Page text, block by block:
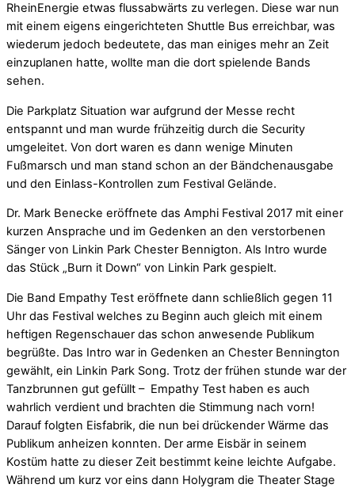
RheinEnergie etwas flussabwärts zu verlegen. Diese war nun
mit einem eigens eingerichteten Shuttle Bus erreichbar, was
wiederum jedoch bedeutete, das man einiges mehr an Zeit
einzuplanen hatte, wollte man die dort spielende Bands
sehen.
Die Parkplatz Situation war aufgrund der Messe recht
entspannt und man wurde frühzeitig durch die Security
umgeleitet. Von dort waren es dann wenige Minuten
Fußmarsch und man stand schon an der Bändchenausgabe
und den Einlass-Kontrollen zum Festival Gelände.
Dr. Mark Benecke eröffnete das Amphi Festival 2017 mit einer
kurzen Ansprache und im Gedenken an den verstorbenen
Sänger von Linkin Park Chester Bennigton. Als Intro wurde
das Stück „Burn it Down“ von Linkin Park gespielt.
Die Band Empathy Test eröffnete dann schließlich gegen 11
Uhr das Festival welches zu Beginn auch gleich mit einem
heftigen Regenschauer das schon anwesende Publikum
begrüßte. Das Intro war in Gedenken an Chester Bennington
gewählt, ein Linkin Park Song. Trotz der frühen stunde war der
Tanzbrunnen gut gefüllt – Empathy Test haben es auch
wahrlich verdient und brachten die Stimmung nach vorn!
Darauf folgten Eisfabrik, die nun bei drückender Wärme das
Publikum anheizen konnten. Der arme Eisbär in seinem
Kostüm hatte zu dieser Zeit bestimmt keine leichte Aufgabe.
Während um kurz vor eins dann Holygram die Theater Stage